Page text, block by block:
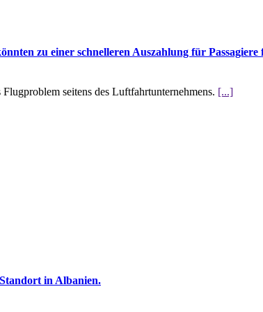
zu einer schnelleren Auszahlung für Passagiere
seitens des Luftfahrtunternehmens. [...]
in Albanien.